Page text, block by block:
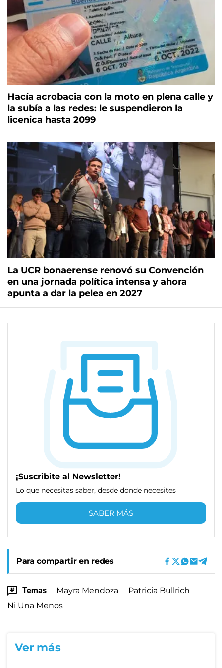
Hacía acrobacia con la moto en plena calle y
la subía a las redes: le suspendieron la
licenica hasta 2099
La UCR bonaerense renovó su Convención
en una jornada política intensa y ahora
apunta a dar la pelea en 2027
¡Suscribite al Newsletter!
Lo que necesitas saber, desde donde necesites
SABER MÁS
Para compartir en redes
Temas Mayra Mendoza
Patricia Bullrich
Ni Una Menos
Ver más